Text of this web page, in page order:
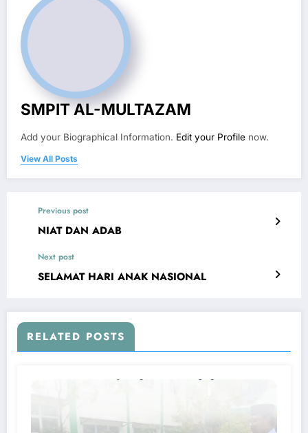
SMPIT AL-MULTAZAM
Add your Biographical Information. Edit your Profile now.
View All Posts
Previous post
NIAT DAN ADAB
Next post
SELAMAT HARI ANAK NASIONAL
RELATED POSTS